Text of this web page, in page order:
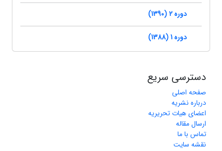
دوره 2 (1390)
دوره 1 (1388)
دسترسی سریع
صفحه اصلی
درباره نشریه
اعضای هیات تحریریه
ارسال مقاله
تماس با ما
نقشه سایت